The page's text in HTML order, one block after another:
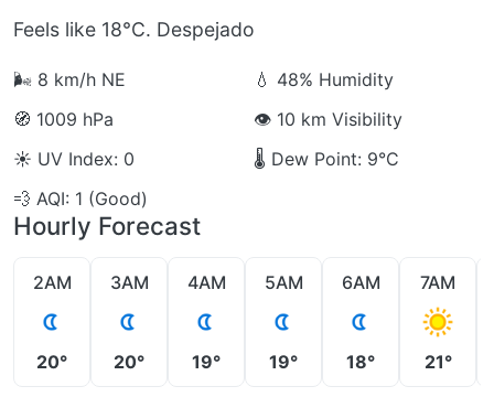
Feels like 18°C. Despejado
🌬️ 8 km/h NE 💧 48% Humidity
🧭 1009 hPa 👁️ 10 km Visibility
☀️ UV Index: 0 🌡️ Dew Point: 9°C
💨 AQI: 1 (Good)
Hourly Forecast
2AM
20°
3AM
20°
4AM
19°
5AM
19°
6AM
18°
7AM
21°